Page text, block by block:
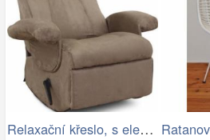
Relaxační křeslo, s elektrickou funkcí…